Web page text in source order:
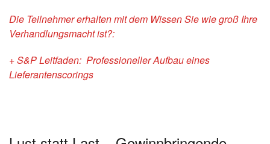
Die Teilnehmer erhalten mit dem Wissen Sie wie groß Ihre
Verhandlungsmacht ist?:
+ S&P Leitfaden: Professioneller Aufbau eines
Lieferantenscorings